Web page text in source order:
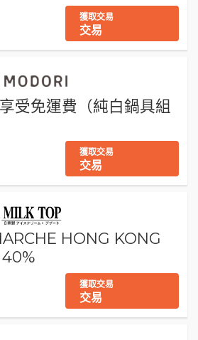
獲取交易
交易
受免運費（純白鍋具組
獲取交易
交易
HONG KONG
獲取交易
交易